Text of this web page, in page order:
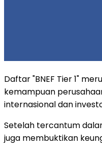
Daftar "BNEF Tier 1"
kemampuan
internasional dan
Setelah tercantum
juga membuktikan